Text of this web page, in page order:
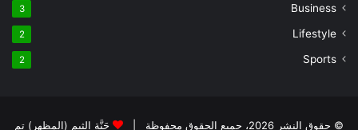
Business
3
Lifestyle
2
Sports
2
© حقوق النشر 2026، جميع الحقوق محفوظة | جَنَّة الثيم (المظهر) تم